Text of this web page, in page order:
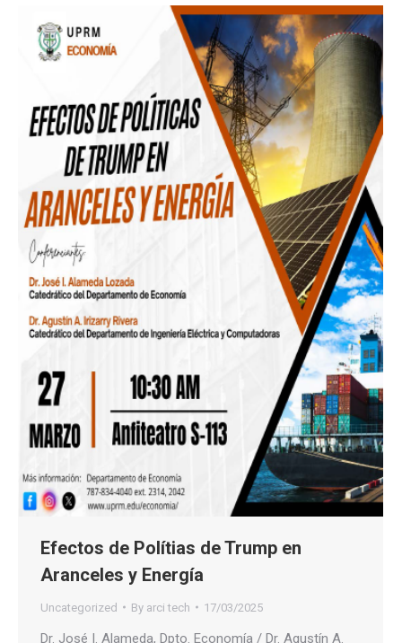
Efectos de Polítias de Trump en
Aranceles y Energía
Uncategorized By arci tech 17/03/2025
Dr. José I. Alameda, Dpto. Economía / Dr. Agustín A.